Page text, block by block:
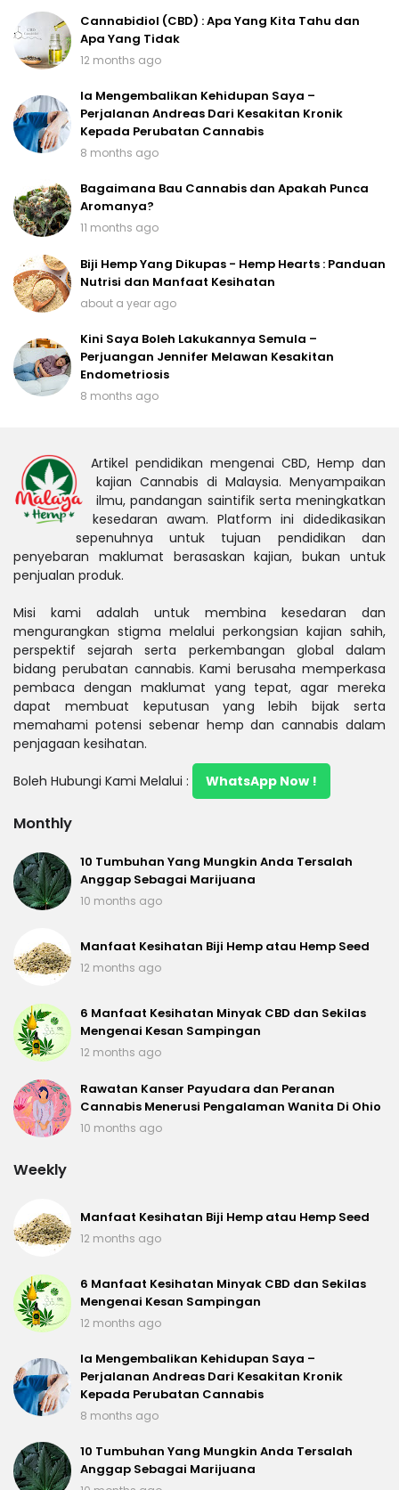
Cannabidiol (CBD) : Apa Yang Kita Tahu dan
Apa Yang Tidak
12 months ago
Ia Mengembalikan Kehidupan Saya –
Perjalanan Andreas Dari Kesakitan Kronik
Kepada Perubatan Cannabis
8 months ago
Bagaimana Bau Cannabis dan Apakah Punca
Aromanya?
11 months ago
Biji Hemp Yang Dikupas - Hemp Hearts : Panduan
Nutrisi dan Manfaat Kesihatan
about a year ago
Kini Saya Boleh Lakukannya Semula –
Perjuangan Jennifer Melawan Kesakitan
Endometriosis
8 months ago
Artikel pendidikan mengenai CBD, Hemp dan
kajian Cannabis di Malaysia. Menyampaikan
ilmu, pandangan saintifik serta meningkatkan
kesedaran awam. Platform ini didedikasikan
sepenuhnya untuk tujuan pendidikan dan
penyebaran maklumat berasaskan kajian, bukan untuk
penjualan produk.
Misi kami adalah untuk membina kesedaran dan
mengurangkan stigma melalui perkongsian kajian sahih,
perspektif sejarah serta perkembangan global dalam
bidang perubatan cannabis. Kami berusaha memperkasa
pembaca dengan maklumat yang tepat, agar mereka
dapat membuat keputusan yang lebih bijak serta
memahami potensi sebenar hemp dan cannabis dalam
penjagaan kesihatan.
Boleh Hubungi Kami Melalui : WhatsApp Now !
Monthly
10 Tumbuhan Yang Mungkin Anda Tersalah
Anggap Sebagai Marijuana
10 months ago
Manfaat Kesihatan Biji Hemp atau Hemp Seed
12 months ago
6 Manfaat Kesihatan Minyak CBD dan Sekilas
Mengenai Kesan Sampingan
12 months ago
Rawatan Kanser Payudara dan Peranan
Cannabis Menerusi Pengalaman Wanita Di Ohio
10 months ago
Weekly
Manfaat Kesihatan Biji Hemp atau Hemp Seed
12 months ago
6 Manfaat Kesihatan Minyak CBD dan Sekilas
Mengenai Kesan Sampingan
12 months ago
Ia Mengembalikan Kehidupan Saya –
Perjalanan Andreas Dari Kesakitan Kronik
Kepada Perubatan Cannabis
8 months ago
10 Tumbuhan Yang Mungkin Anda Tersalah
Anggap Sebagai Marijuana